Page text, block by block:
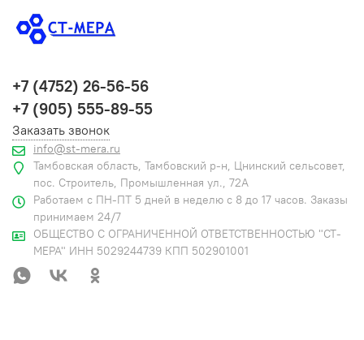
+7 (4752) 26-56-56
+7 (905) 555-89-55
Заказать звонок
info@st-mera.ru
Тамбовская область, Тамбовский р-н, Цнинский сельсовет,
пос. Строитель, Промышленная ул., 72А
Работаем с ПН-ПТ 5 дней в неделю с 8 до 17 часов. Заказы
принимаем 24/7
ОБЩЕСТВО С ОГРАНИЧЕННОЙ ОТВЕТСТВЕННОСТЬЮ "СТ-
МЕРА" ИНН 5029244739 КПП 502901001